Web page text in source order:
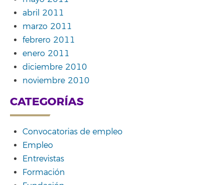
abril 2011
marzo 2011
febrero 2011
enero 2011
diciembre 2010
noviembre 2010
CATEGORÍAS
Convocatorias de empleo
Empleo
Entrevistas
Formación